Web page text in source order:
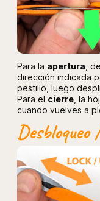
Para la apertura ,
dirección indicada
pestillo, luego
Para el cierre , la
cuando vuelves a